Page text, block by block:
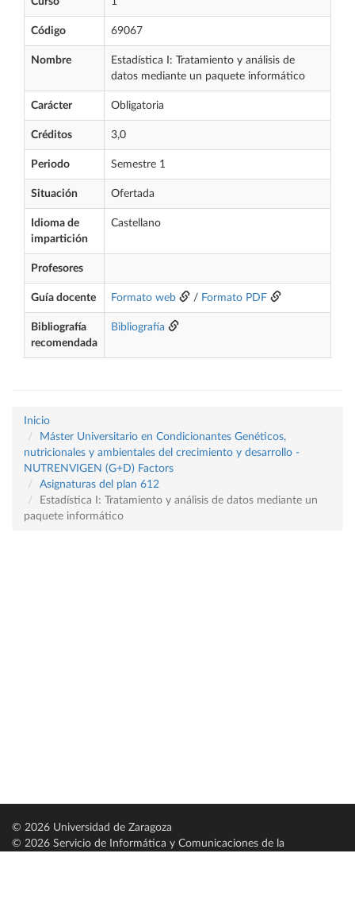
Código 69067
Nombre
Estadística I: Tratamiento y análisis de
datos mediante un paquete informático
Carácter Obligatoria
Créditos 3,0
Periodo Semestre 1
Situación Ofertada
Idioma de
impartición
Castellano
Profesores
Guía docente Formato web / Formato PDF
Bibliografía
recomendada
Bibliografía
Inicio
Máster Universitario en Condicionantes Genéticos,
nutricionales y ambientales del crecimiento y desarrollo -
NUTRENVIGEN (G+D) Factors
Asignaturas del plan 612
Estadística I: Tratamiento y análisis de datos mediante un
paquete informático
© 2026 Universidad de Zaragoza
© 2026 Servicio de Informática y Comunicaciones de la